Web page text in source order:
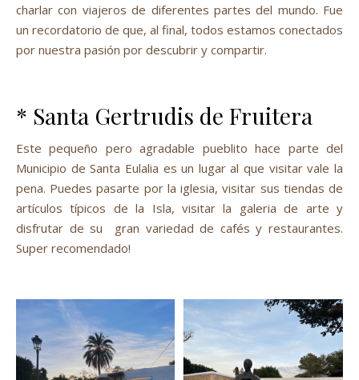
charlar con viajeros de diferentes partes del mundo. Fue
un recordatorio de que, al final, todos estamos conectados
por nuestra pasión por descubrir y compartir.
* Santa Gertrudis de Fruitera
Este pequeño pero agradable pueblito hace parte del
Municipio de Santa Eulalia es un lugar al que visitar vale la
pena. Puedes pasarte por la iglesia, visitar sus tiendas de
artículos típicos de la Isla, visitar la galeria de arte y
disfrutar de su gran variedad de cafés y restaurantes.
Super recomendado!